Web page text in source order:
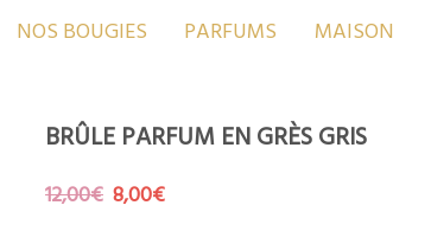
NOS BOUGIES PARFUMS MAISON
BRÛLE PARFUM EN GRÈS GRIS
12,00€ Le
8,00€